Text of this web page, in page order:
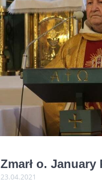
Zmarł o. January
23.04.2021